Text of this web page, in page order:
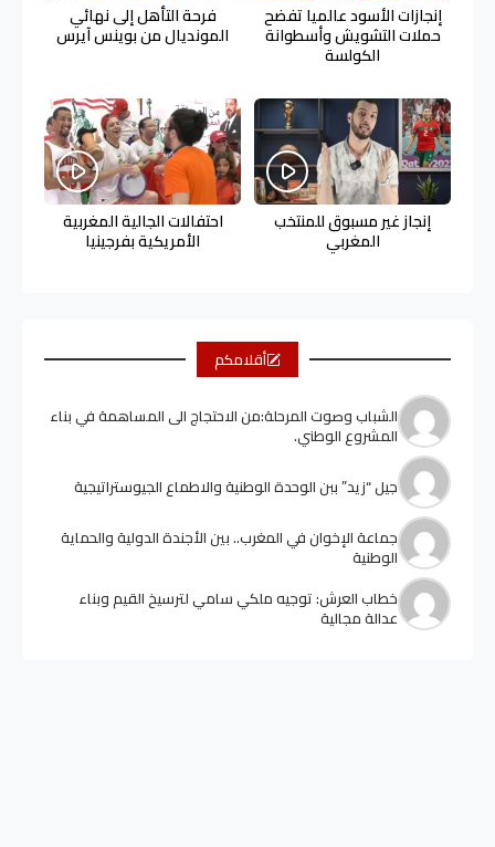
إنجازات الأسود عالميا تفضح
حملات التشويش وأسطوانة
الكولسة
فرحة التأهل إلى نهائي
المونديال من بوينس آيرس
إنجاز غير مسبوق للمنتخب
المغربي
احتفالات الجالية المغربية
الأمريكية بفرجينيا
أقلامكم
الشباب وصوت المرحلة:من الاحتجاج الى المساهمة في بناء
المشروع الوطني.
جيل “زيد” ببن الوحدة الوطنية والاطماع الجيوستراتيجية
جماعة الإخوان في المغرب.. بين الأجندة الدولية والحماية
الوطنية
خطاب العرش: توجيه ملكي سامي لترسيخ القيم وبناء
عدالة مجالية